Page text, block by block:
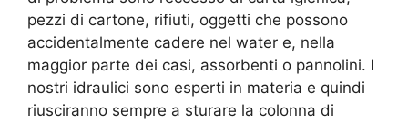
pezzi di cartone, rifiuti, oggetti che possono
accidentalmente cadere nel water e, nella
maggior parte dei casi, assorbenti o pannolini. I
nostri idraulici sono esperti in materia e quindi
riusciranno sempre a sturare la colonna di